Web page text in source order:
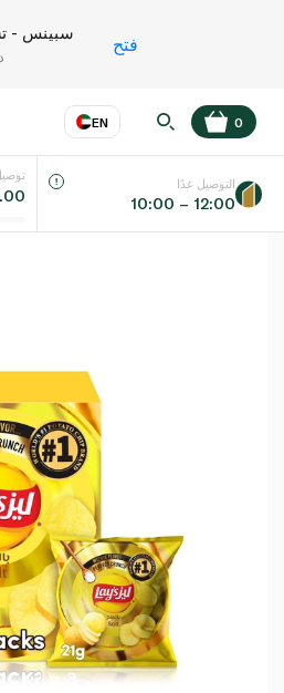
سبينس -
فتح
EN
اللغة عر
0
التوصيل غدًا
10:00 – 12:00